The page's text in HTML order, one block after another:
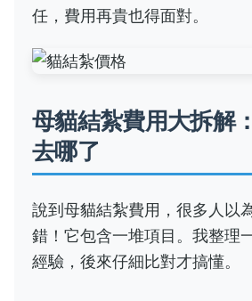
任，費用再貴也得面對。
母貓結紮費用大拆解
去哪了
說到母貓結紮費用，很多人以
錯！它包含一堆項目。我整理
經驗，後來仔細比對才搞懂。